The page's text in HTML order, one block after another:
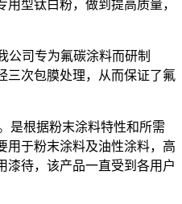
型钛白粉，做到提高质量，
公司专为氟碳涂料而研制
三次包膜处理，从而保证了氟
是根据粉末涂料特性和所需
用于粉末涂料及油性涂料，高
漆待，该产品一直受到各用户